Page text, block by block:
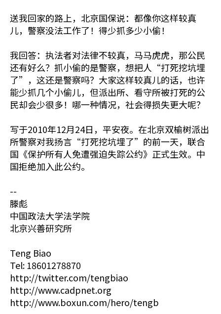
送我回家的路上，北京国保说：都像你这样较真
儿，警察没法工作了！得少抓多少小偷！
我回答：执法者对法律不较真，马马虎虎，那公民
还有好么？抓小偷的是警察，想把人“打死挖坑埋
了”，这还是警察吗？大家这样较真儿的话，也许
能少抓几个小偷儿，但派出所、看守所被打死的公
民却会少很多！哪一种情况，社会得损失更大呢？
写于2010年12月24日，平安夜。在北京双榆树派出
所警察对我扬言“打死挖坑埋了”的前一天，联合
国《保护所有人免遭强迫失踪公约》正式生效。中
国拒绝加入此公约。
--
滕彪
中国政法大学法学院
北京兴善研究所
Teng Biao
Tel: 18601278870
http://twitter.com/tengbiao
http://www.cadpnet.org
http://www.boxun.com/hero/tengb